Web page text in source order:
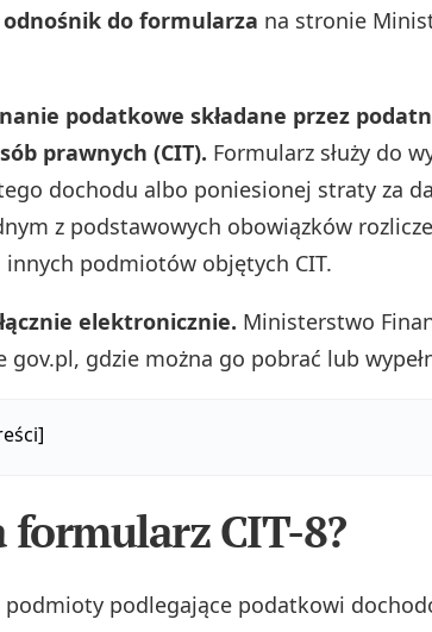
odnośnik do formularza na stronie
podatkowe składane przez
prawnych (CIT). Formularz służy do
dochodu albo poniesionej straty za
z podstawowych obowiązków
innych podmiotów objętych CIT.
elektronicznie. Ministerstwo
gdzie można go pobrać lub
formularz CIT-8?
podmioty podlegające podatkowi